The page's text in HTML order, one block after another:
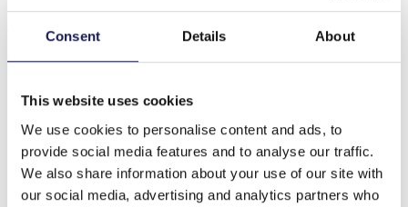
Consent Details About
This website uses cookies
We use cookies to personalise content and ads, to
provide social media features and to analyse our traffic.
We also share information about your use of our site with
our social media, advertising and analytics partners who
X-I3.2 H059-082 No. 2 Hair Claw 11.5cm Blue
D'autres ont acheté aussi